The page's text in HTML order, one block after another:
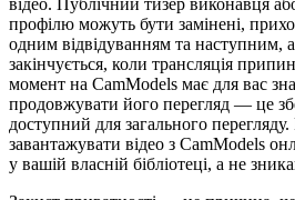
профілю можуть бути замінені,
одним відвідуванням та наступним,
закінчується, коли трансляція
момент на CamModels має для вас
продовжувати його перегляд — це
доступний для загального
завантажувати відео з CamModels
у вашій власній бібліотеці, а не